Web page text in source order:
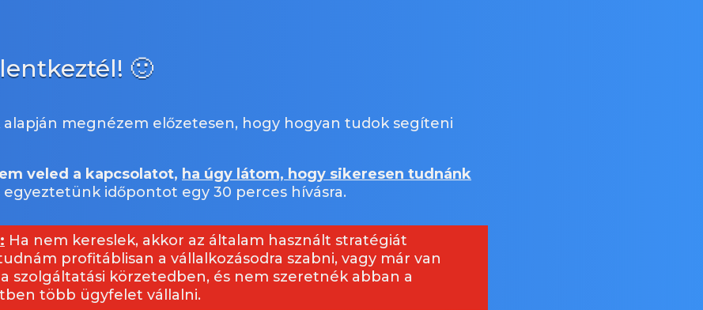
🙂
megnézem előzetesen, hogy hogyan tudok segíteni
veled a kapcsolatot, ha úgy látom, hogy sikeresen tudnánk
egyeztetünk időpontot egy 30 perces hívásra.
Ha nem kereslek, akkor az általam használt stratégiát
profitáblisan a vállalkozásodra szabni, vagy már van
szolgáltatási körzetedben, és nem szeretnék abban a
több ügyfelet vállalni.